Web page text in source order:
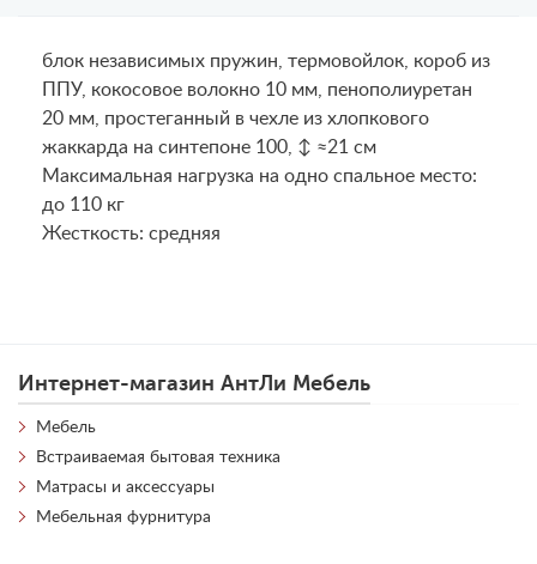
блок независимых пружин, термовойлок, короб из
ППУ, кокосовое волокно 10 мм, пенополиуретан
20 мм, простеганный в чехле из хлопкового
жаккарда на синтепоне 100, ↕ ≈21 см
Maксимальная нагрузка на одно спальное место:
до 110 кг
Жесткость: средняя
Интернет-магазин АнтЛи Мебель
Мебель
Встраиваемая бытовая техника
Матрасы и аксессуары
Мебельная фурнитура